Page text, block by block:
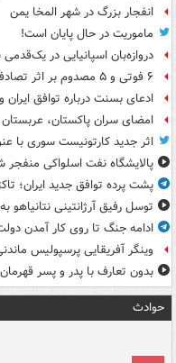
انفجار بزرگ در شهر المخا یمن
ماموریت در حال پایان است!
دروازه‌بان اسپانیایی در
۶ فوتی و ۵ مصدوم بر اثر تصادف زنجیره‌ای
ادعای بسنت درباره توافق ایران
امضای سران پاکستان،
اثر جدید کارتونیست سوری با
پالایشگاه نفت اسلواکی منفجر
پشت پرده توافق جدید ایران؛
توسل رفیق آرژانتینی نتانیاهو
ادامه جنگ تا روی کار آمدن
وینگر آفریقایی پرسپولیس
بدون تعارف با پدر و پسر قهرمان
حوادث